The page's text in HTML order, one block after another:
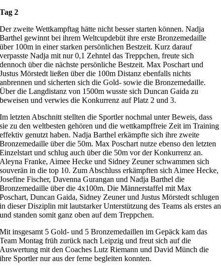
Tag 2
Der zweite Wettkampftag hätte nicht besser starten können. Nadja
Barthel gewinnt bei ihrem Weltcupdebüt ihre erste Bronzemedaille
über 100m in einer starken persönlichen Bestzeit. Kurz darauf
verpasste Nadja mit nur 0,1 Zehntel das Treppchen, freute sich
dennoch über die nächste persönliche Bestzeit. Max Poschart und
Justus Mörstedt ließen über die 100m Distanz ebenfalls nichts
anbrennen und sicherten sich die Gold- sowie die Bronzemedaille.
Über die Langdistanz von 1500m wusste sich Duncan Gaida zu
beweisen und verwies die Konkurrenz auf Platz 2 und 3.
Im letzten Abschnitt stellten die Sportler nochmal unter Beweis, dass
sie zu den weltbesten gehören und die wettkampffreie Zeit im Training
effektiv genutzt haben. Nadja Barthel erkämpfte sich ihre zweite
Bronzemedaille über die 50m. Max Poschart nutze ebenso den letzten
Einzelstart und schlug auch über die 50m vor der Konkurrenz an.
Aleyna Franke, Aimee Hecke und Sidney Zeuner schwammen sich
souverän in die top 10. Zum Abschluss erkämpften sich Aimee Hecke,
Josefine Fischer, Davenna Gurangan und Nadja Barthel die
Bronzemedaille über die 4x100m. Die Männerstaffel mit Max
Poschart, Duncan Gaida, Sidney Zeuner und Justus Mörstedt schlugen
in dieser Disziplin mit lautstarker Unterstützung des Teams als erstes an
und standen somit ganz oben auf dem Treppchen.
Mit insgesamt 5 Gold- und 5 Bronzemedaillen im Gepäck kam das
Team Montag früh zurück nach Leipzig und freut sich auf die
Auswertung mit den Coaches Lutz Riemann und David Münch die
ihre Sportler nur aus der ferne begleiten konnten.